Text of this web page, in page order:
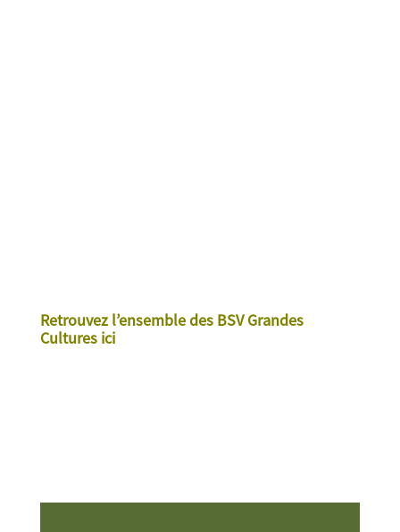
Retrouvez l’ensemble des BSV Grandes
Cultures ici